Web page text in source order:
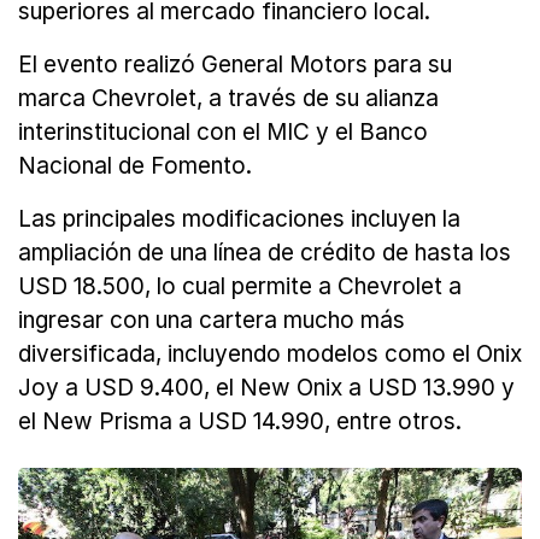
superiores al mercado financiero local.
El evento realizó General Motors para su
marca Chevrolet, a través de su alianza
interinstitucional con el MIC y el Banco
Nacional de Fomento.
Las principales modificaciones incluyen la
ampliación de una línea de crédito de hasta los
USD 18.500, lo cual permite a Chevrolet a
ingresar con una cartera mucho más
diversificada, incluyendo modelos como el Onix
Joy a USD 9.400, el New Onix a USD 13.990 y
el New Prisma a USD 14.990, entre otros.